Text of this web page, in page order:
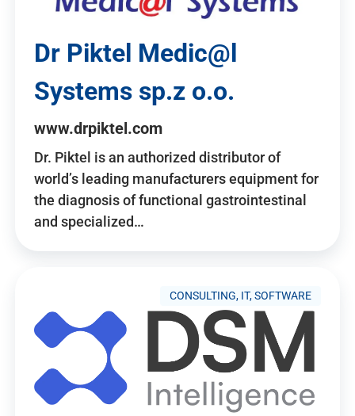
Dr Piktel Medic@l
Systems sp.z o.o.
www.drpiktel.com
Dr. Piktel is an authorized distributor of
world’s leading manufacturers equipment for
the diagnosis of functional gastrointestinal
and specialized…
CONSULTING, IT, SOFTWARE